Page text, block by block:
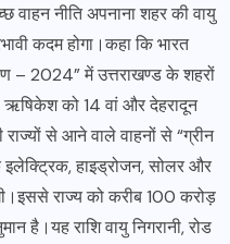
नीति अपनाना शहर की वायु
कदम होगा।कहा कि भारत
– 2024” में उत्तराखण्ड के शहरों
ऋषिकेश को 14 वां और देहरादून
राज्यों से आने वाले वाहनों से “ग्रीन
हाइड्रोजन, सोलर और
राज्य को करीब 100 करोड़
है।यह राशि वायु निगरानी, रोड